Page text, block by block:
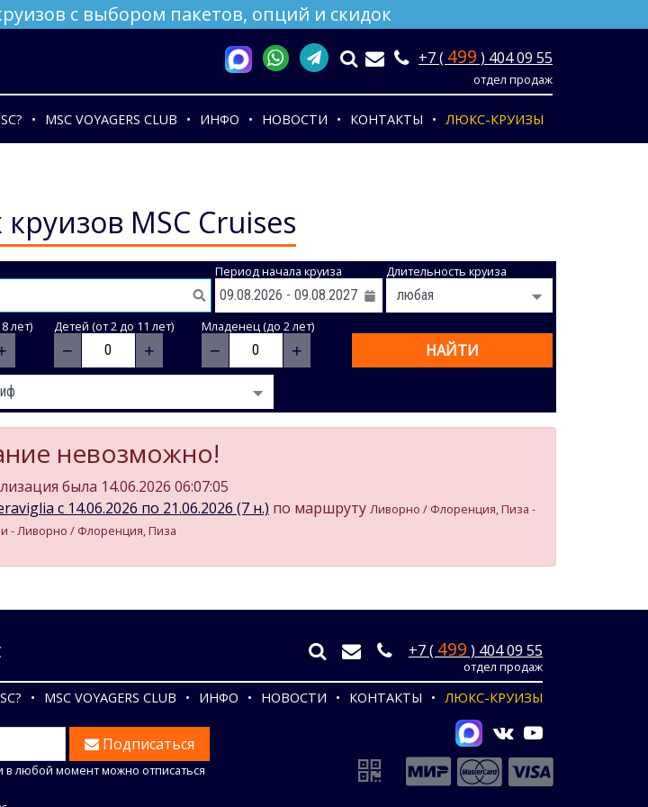
с выбором пакетов, опций и скидок
+7 ( 499 ) 404 09 55
отдел продаж
MSC VOYAGERS CLUB ИНФО НОВОСТИ КОНТАКТЫ ЛЮКС-КРУИЗЫ
MSC Cruises
Период начала круиза Длительность круиза
лет) Детей (от 2 до 11 лет)
− +
Младенец (до 2 лет)
− + НАЙТИ
невозможно!
была 14.06.2026 06:07:05
c 14.06.2026 по 21.06.2026 (7 н.) по маршруту Ливорно / Флоренция, Пиза -
- Ливорно / Флоренция, Пиза
+7 ( 499 ) 404 09 55
отдел продаж
MSC VOYAGERS CLUB ИНФО НОВОСТИ КОНТАКТЫ ЛЮКС-КРУИЗЫ
Подписаться
любой момент можно отписаться